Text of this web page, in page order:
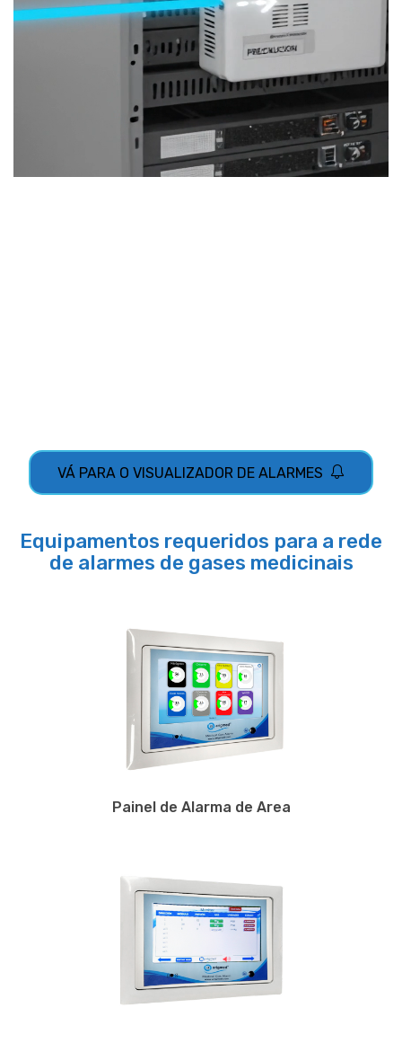
VÁ PARA O VISUALIZADOR DE ALARMES
Equipamentos requeridos para a rede
de alarmes de gases medicinais
Painel de Alarma de Area